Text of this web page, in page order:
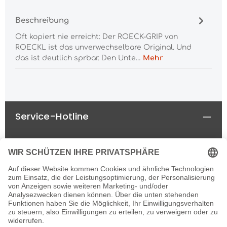
Beschreibung
Oft kopiert nie erreicht: Der ROECK-GRIP von
ROECKL ist das unverwechselbare Original. Und
das ist deutlich sprbar. Den Unte… Mehr
Service-Hotline
Rechtliches
Informationen
Newsletter